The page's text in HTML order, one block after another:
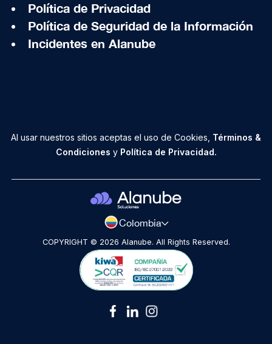
Nosotros
Qué ofrecemos
Cerrar
Política de Privacidad
Política de Seguridad de la Información
Incidentes en Alanube
Al usar nuestros sitios aceptas el uso de Cookies, Términos &
Condiciones y Política de Privacidad.
Colombia
COPYRIGHT © 2026 Alanube. All Rights Reserved.